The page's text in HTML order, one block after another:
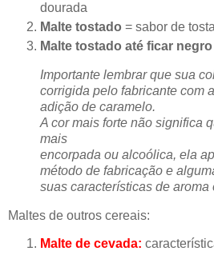
dourada
Malte tostado = sabor de
Malte tostado até ficar negro
Importante lembrar que sua
corrigida pelo fabricante com a
adição de caramelo.
A cor mais forte não significa
mais
encorpada ou alcoólica, ela
método de fabricação e
suas características de aroma
Maltes de outros cereais:
Malte de cevada: